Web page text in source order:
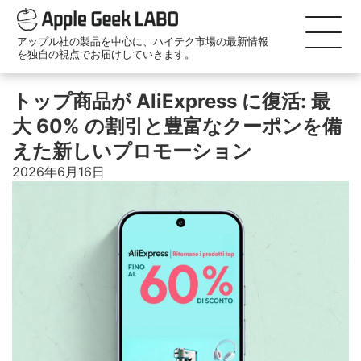
アップル社の製品を中心に、ハイテク市場の最新情報
を独自の視点でお届けしていきます。
トップ商品が AliExpress に復活: 最
大 60% の割引と豊富なクーポンを備
えた新しいプロモーション
2026年6月16日